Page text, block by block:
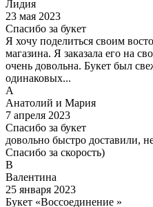
Лидия
23 мая 2023
Спасибо за букет
Я хочу поделиться своим
магазина. Я заказала его на
очень довольна. Букет был
одинаковых...
А
Анатолий и Мария
7 апреля 2023
Спасибо за букет
довольно быстро доставили,
Спасибо за скорость)
В
Валентина
25 января 2023
Букет «Воссоединение »